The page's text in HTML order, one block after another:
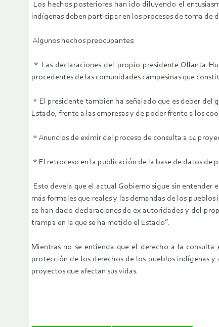
Los hechos posteriores han ido diluyendo el
indígenas deben participar en los procesos de toma de
Algunos hechos preocupantes:
* Las declaraciones del propio presidente Ollanta
procedentes de las comunidades campesinas que
* El presidente también ha señalado que es deber del
Estado, frente a las empresas y de poder frente a los
* Anuncios de eximir del proceso de consulta a 14
* El retroceso en la publicación de la base de datos de
Esto devela que el actual Gobierno sigue sin
más formales que reales y las demandas de los
se han dado declaraciones de ex autoridades y del
trampa en la que se ha metido el Estado”.
Mientras no se entienda que el derecho a la
protección de los derechos de los pueblos indígenas
proyectos que afectan sus vidas.